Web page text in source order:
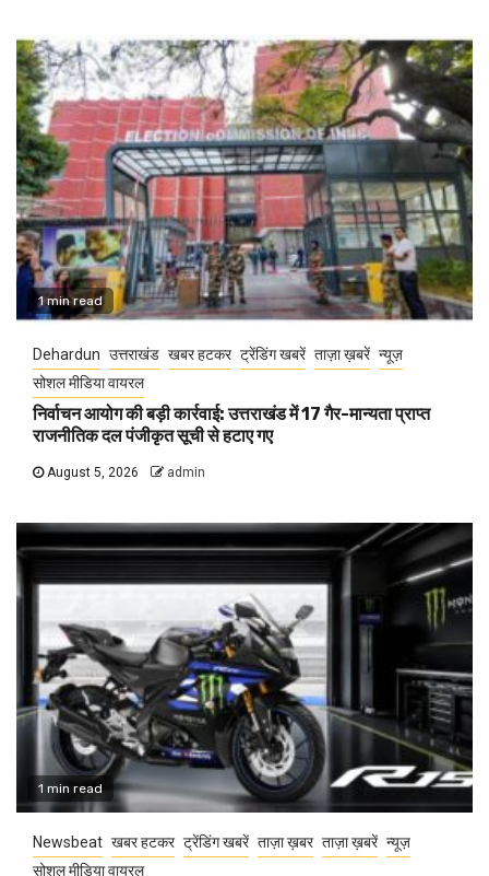
1 min read
Dehardun उत्तराखंड खबर हटकर ट्रेंडिंग खबरें ताज़ा ख़बरें न्यूज़
सोशल मीडिया वायरल
निर्वाचन आयोग की बड़ी कार्रवाई: उत्तराखंड में 17 गैर-मान्यता प्राप्त
राजनीतिक दल पंजीकृत सूची से हटाए गए
August 5, 2026 admin
1 min read
Newsbeat खबर हटकर ट्रेंडिंग खबरें ताज़ा ख़बर ताज़ा ख़बरें न्यूज़
सोशल मीडिया वायरल